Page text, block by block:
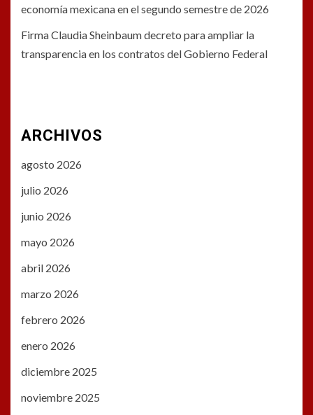
economía mexicana en el segundo semestre de 2026
Firma Claudia Sheinbaum decreto para ampliar la
transparencia en los contratos del Gobierno Federal
ARCHIVOS
agosto 2026
julio 2026
junio 2026
mayo 2026
abril 2026
marzo 2026
febrero 2026
enero 2026
diciembre 2025
noviembre 2025